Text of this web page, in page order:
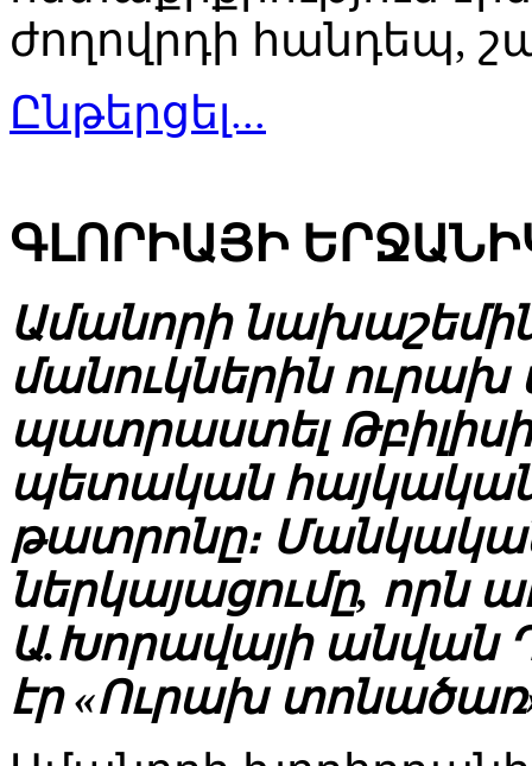
ժողովրդի հանդեպ,
Ընթերցել...
ԳԼՈՐԻԱՅԻ
Ամանորի
մանուկներին ուրախ
պատրաստել
պետական
թատրոնը։
ներկայացումը, որն
Ա.Խորավայի անվան
էր «Ուրախ